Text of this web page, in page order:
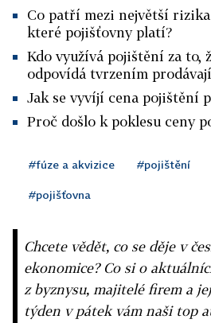
Co patří mezi největší
které pojišťovny platí?
Kdo využívá pojištění za to,
odpovídá tvrzením
Jak se vyvíjí cena pojištění
Proč došlo k poklesu ceny
#fúze a akvizice #pojištění
#pojišťovna
Chcete vědět, co se děje v
ekonomice? Co si o
z byznysu, majitelé firem a
týden v pátek vám naši top